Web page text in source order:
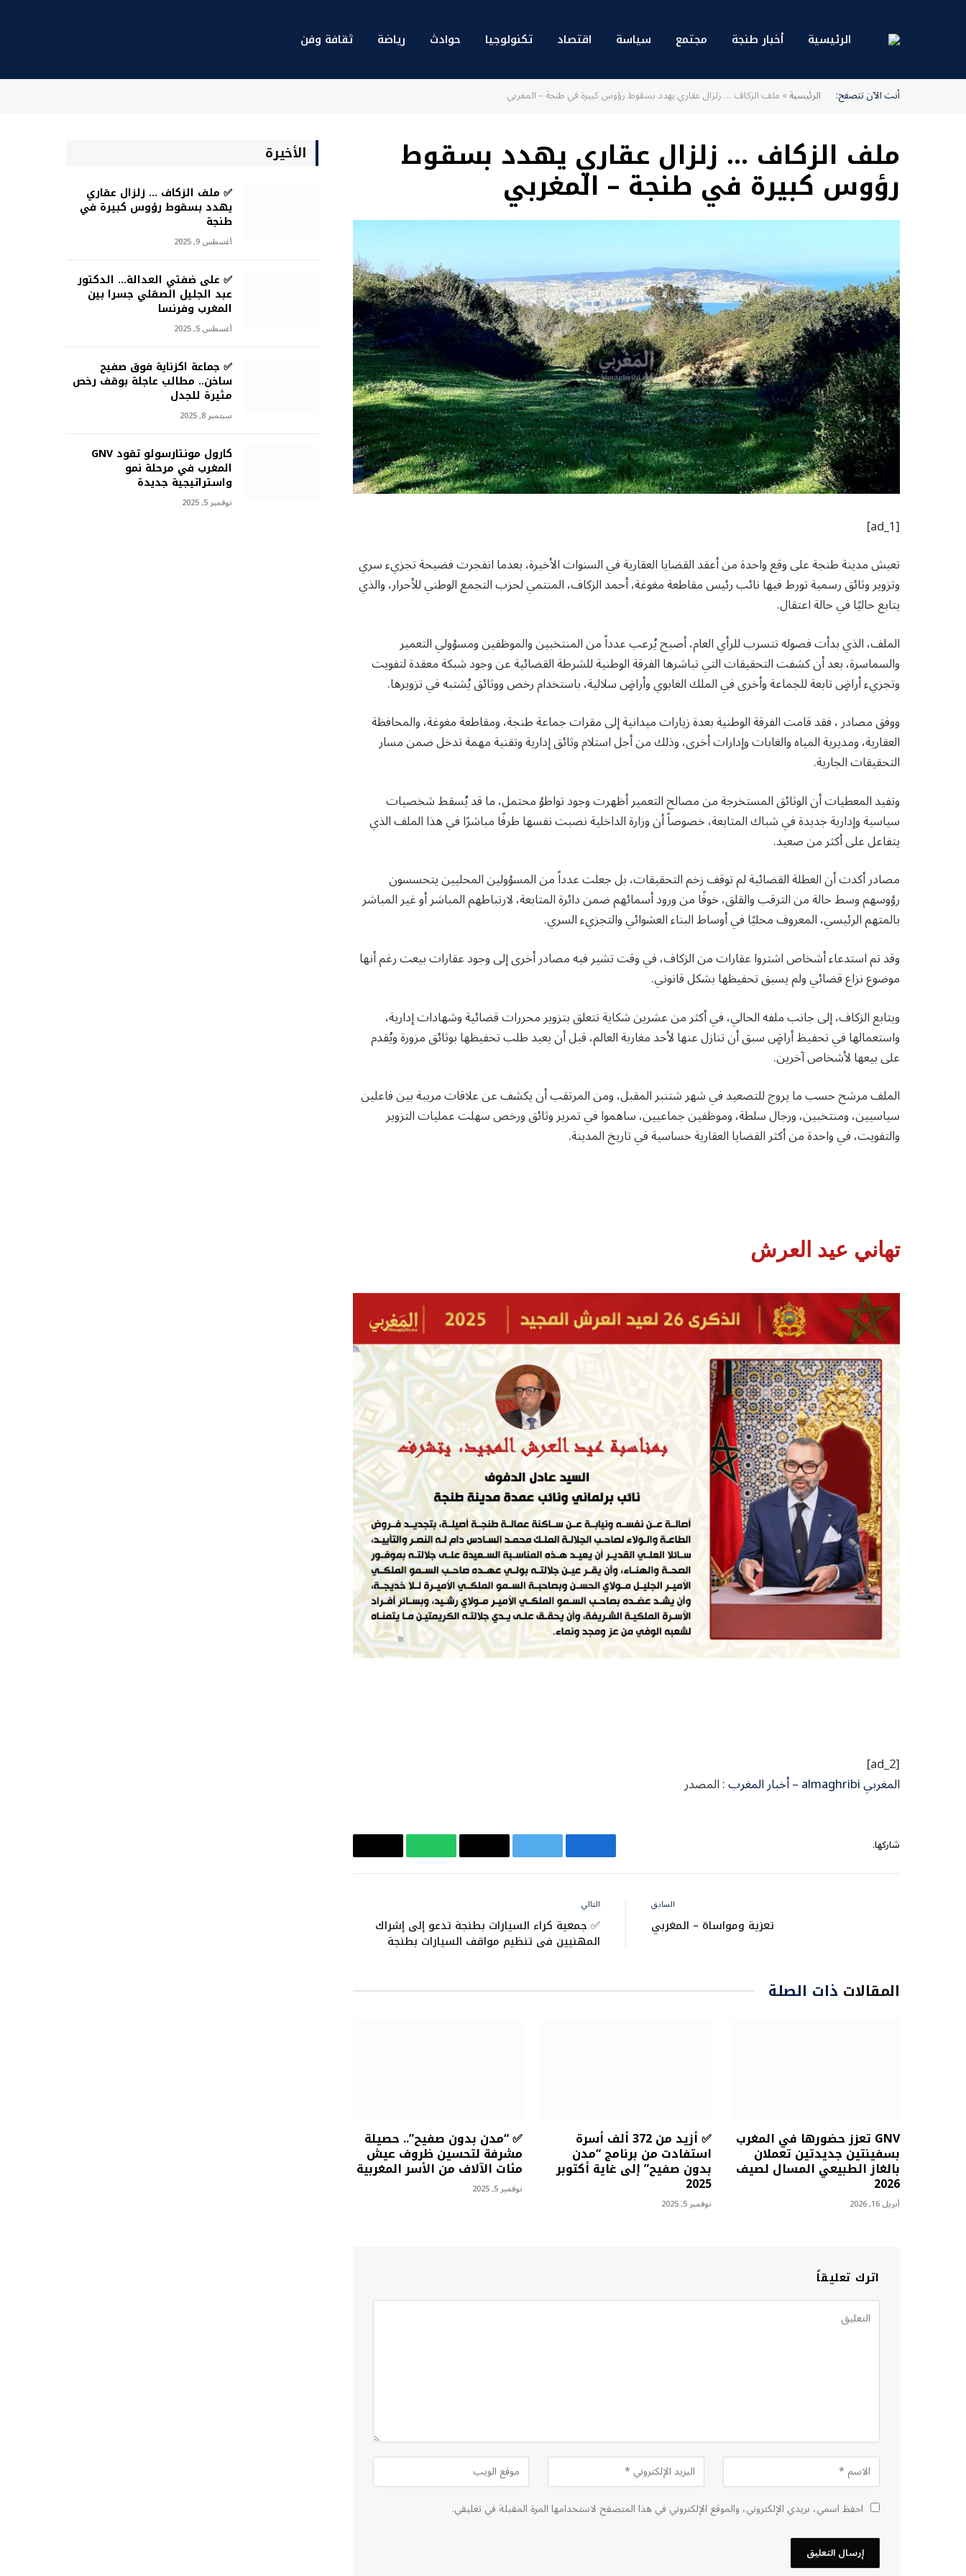
الرئيسية أخبار طنجة مجتمع سياسة اقتصاد تكنولوجيا حوادث رياضة ثقافة وفن
أنت الآن تتصفح: الرئيسية»ملف الزكاف … زلزال عقاري يهدد بسقوط رؤوس كبيرة في طنجة – المغربي
ملف الزكاف … زلزال عقاري يهدد بسقوط
رؤوس كبيرة في طنجة – المغربي
[ad_1]
تعيش مدينة طنجة على وقع واحدة من أعقد القضايا العقارية في السنوات الأخيرة، بعدما انفجرت فضيحة تجزيء سري
وتزوير وثائق رسمية تورط فيها نائب رئيس مقاطعة مغوغة، أحمد الزكاف، المنتمي لحزب التجمع الوطني للأحرار، والذي
يتابع حاليًا في حالة اعتقال.
الملف، الذي بدأت فصوله تتسرب للرأي العام، أصبح يُرعب عدداً من المنتخبين والموظفين ومسؤولي التعمير
والسماسرة، بعد أن كشفت التحقيقات التي تباشرها الفرقة الوطنية للشرطة القضائية عن وجود شبكة معقدة لتفويت
وتجزيء أراضٍ تابعة للجماعة وأخرى في الملك الغابوي وأراضٍ سلالية، باستخدام رخص ووثائق يُشتبه في تزويرها.
ووفق مصادر ، فقد قامت الفرقة الوطنية بعدة زيارات ميدانية إلى مقرات جماعة طنجة، ومقاطعة مغوغة، والمحافظة
العقارية، ومديرية المياه والغابات وإدارات أخرى، وذلك من أجل استلام وثائق إدارية وتقنية مهمة تدخل ضمن مسار
التحقيقات الجارية.
وتفيد المعطيات أن الوثائق المستخرجة من مصالح التعمير أظهرت وجود تواطؤ محتمل، ما قد يُسقط شخصيات
سياسية وإدارية جديدة في شباك المتابعة، خصوصاً أن وزارة الداخلية نصبت نفسها طرفًا مباشرًا في هذا الملف الذي
يتفاعل على أكثر من صعيد.
مصادر أكدت أن العطلة القضائية لم توقف زخم التحقيقات، بل جعلت عدداً من المسؤولين المحليين يتحسسون
رؤوسهم وسط حالة من الترقب والقلق، خوفًا من ورود أسمائهم ضمن دائرة المتابعة، لارتباطهم المباشر أو غير المباشر
بالمتهم الرئيسي، المعروف محليًا في أوساط البناء العشوائي والتجزيء السري.
وقد تم استدعاء أشخاص اشتروا عقارات من الزكاف، في وقت تشير فيه مصادر أخرى إلى وجود عقارات بيعت رغم أنها
موضوع نزاع قضائي ولم يسبق تحفيظها بشكل قانوني.
ويتابع الزكاف، إلى جانب ملفه الحالي، في أكثر من عشرين شكاية تتعلق بتزوير محررات قضائية وشهادات إدارية،
واستعمالها في تحفيظ أراضٍ سبق أن تنازل عنها لأحد مغاربة العالم، قبل أن يعيد طلب تحفيظها بوثائق مزورة ويُقدم
على بيعها لأشخاص آخرين.
الملف مرشح حسب ما يروج للتصعيد في شهر شتنبر المقبل، ومن المرتقب أن يكشف عن علاقات مريبة بين فاعلين
سياسيين، ومنتخبين، ورجال سلطة، وموظفين جماعيين، ساهموا في تمرير وثائق ورخص سهلت عمليات التزوير
والتفويت، في واحدة من أكثر القضايا العقارية حساسية في تاريخ المدينة.
تهاني عيد العرش
[ad_2]
المغربي almaghribi – أخبار المغرب
: المصدر
شاركها. فيسبوك تويتر
البريد
واتساب Copy
السابق
تعزية ومواساة – المغربي
التالي
✅ جمعية كراء السيارات بطنجة تدعو إلى إشراك
المهنيين في تنظيم مواقف السيارات بطنجة
المقالات ذات الصلة
GNV تعزز حضورها في المغرب
بسفينتين جديدتين تعملان
بالغاز الطبيعي المسال لصيف
2026
أبريل 16, 2026
✅ أزيد من 372 ألف أسرة
استفادت من برنامج “مدن
بدون صفيح” إلى غاية أكتوبر
2025
نوفمبر 5, 2025
✅ “مدن بدون صفيح”.. حصيلة
مشرفة لتحسين ظروف عيش
مئات الآلاف من الأسر المغربية
نوفمبر 5, 2025
اترك تعليقاً
احفظ اسمي، بريدي الإلكتروني، والموقع الإلكتروني في هذا المتصفح لاستخدامها المرة المقبلة في تعليقي.
الأخيرة
✅ ملف الزكاف … زلزال عقاري
يهدد بسقوط رؤوس كبيرة في
طنجة
أغسطس 9, 2025
✅ على ضفتي العدالة… الدكتور
عبد الجليل الصقلي جسرا بين
المغرب وفرنسا
أغسطس 5, 2025
✅ جماعة اكزناية فوق صفيح
ساخن.. مطالب عاجلة بوقف رخص
مثيرة للجدل
سبتمبر 8, 2025
كارول مونتارسولو تقود GNV
المغرب في مرحلة نمو
واستراتيجية جديدة
نوفمبر 5, 2025